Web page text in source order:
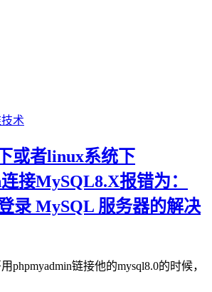
术
或者linux系统下
接MySQL8.X报错为：
录 MySQL 服务器的解决
phpmyadmin链接他的mysql8.0的时候，